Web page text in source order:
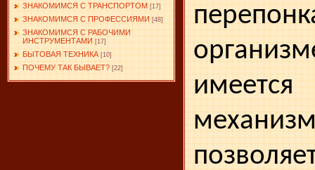
ЗНАКОМИМСЯ С ТРАНСПОРТОМ [17]
ЗНАКОМИМСЯ С ПРОФЕССИЯМИ [48]
ЗНАКОМИМСЯ С РАБОЧИМИ
ИНСТРУМЕНТАМИ [17]
БЫТОВАЯ ТЕХНИКА [10]
ПОЧЕМУ ТАК БЫВАЕТ? [22]